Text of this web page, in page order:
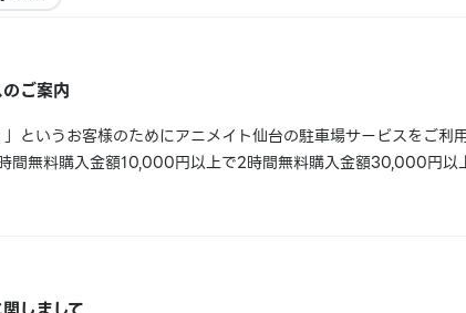
ご案内
」というお客様のためにアニメイト仙台の駐車場サービスをご利
間無料購入金額10,000円以上で2時間無料購入金額30,000円以